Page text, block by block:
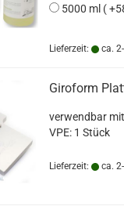
5000 ml (
Lieferzeit: ca.
Giroform
verwendbar
VPE: 1 Stück
Lieferzeit: ca.